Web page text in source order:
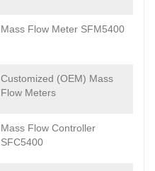
Mass Flow Meter SFM5400
Customized (OEM) Mass
Flow Meters
Mass Flow Controller
SFC5400